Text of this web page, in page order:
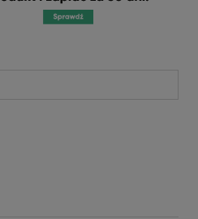
kosztów płatności